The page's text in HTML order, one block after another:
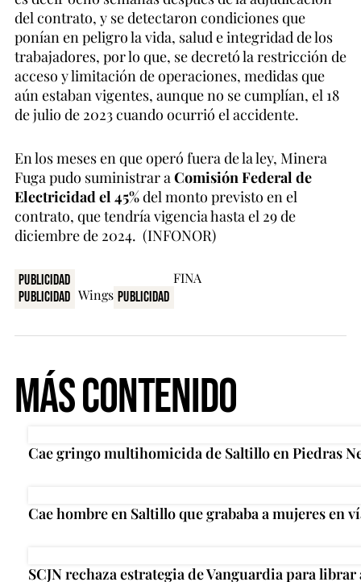
del contrato, y se detectaron condiciones que
ponían en peligro la vida, salud e integridad de los
trabajadores, por lo que, se decretó la restricción de
acceso y limitación de operaciones, medidas que
aún estaban vigentes, aunque no se cumplían, el 18
de julio de 2023 cuando ocurrió el accidente.
En los meses en que operó fuera de la ley, Minera
Fuga pudo suministrar a Comisión Federal de
Electricidad el 45%del monto previsto en el
contrato, que tendría vigencia hasta el 29 de
diciembre de 2024. (INFONOR)
Publicidad
Publicidad
Publicidad
Más Contenido
Cae gringo multihomicida de Saltillo en Piedras
Cae hombre en Saltillo que grababa a mujeres en
SCJN rechaza estrategia de Vanguardia para librar